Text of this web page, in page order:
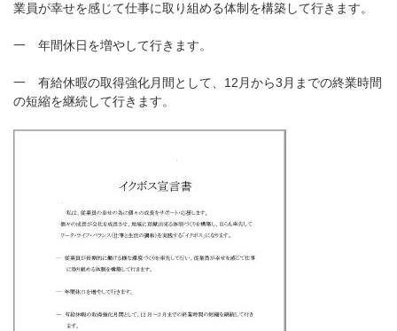
業員が幸せを感じて仕事に取り組める体制を構築して行きます。
一 年間休日を増やして行きます。
一 有給休暇の取得強化月間として、12月から3月までの終業時間
の短縮を継続して行きます。